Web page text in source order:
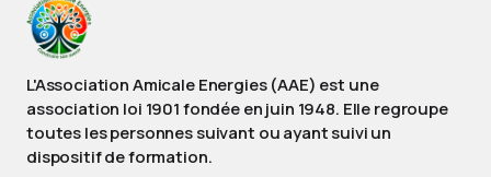
L'Association Amicale Energies (AAE) est une
association loi 1901 fondée en juin 1948. Elle regroupe
toutes les personnes suivant ou ayant suivi un
dispositif de formation.